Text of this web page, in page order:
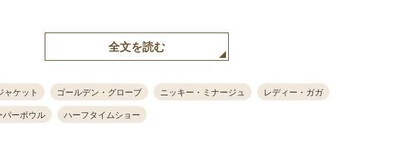
全文を読む
ャケット ゴールデン・グローブ ニッキー・ミナージュ
レディー・ガガ
パーボウル ハーフタイムショー